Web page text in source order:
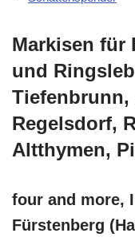
Markisen für
und
Tiefenbrunn,
Regelsdorf,
Altthymen,
four and more,
Fürstenberg